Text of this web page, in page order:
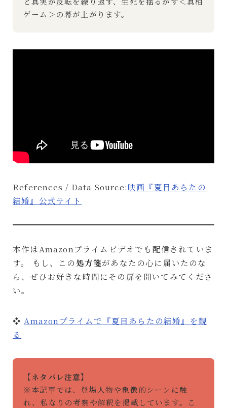
ゲーム＞の幕が上がります。
References / Data Source:映画『夏目あらたの
結婚』公式サイト
本作はAmazonプライムビデオでも配信されていま
す。 もし、この 処方箋があなたの心に届いたのな
ら、ぜひお好きな時間にその扉を開いてみてくださ
い。
❖ Amazonプライムで『夏目あらたの結婚』を観
る
【ネタバレ注意】
※本記事では、登場人物や象徴的シーンに触
れ、私なりの考察や解釈を掲載しています。こ